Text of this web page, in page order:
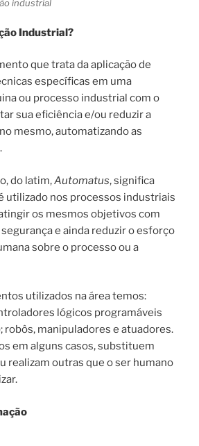
industrial
Industrial?
que trata da aplicação de
específicas em uma
ou processo industrial com o
sua eficiência e/ou reduzir a
mesmo, automatizando as
do latim,Automatus, significa
utilizado nos processos industriais
os mesmos objetivos com
e ainda reduzir o esforço
sobre o processo ou a
utilizados na área temos:
lógicos programáveis
robôs, manipuladores e atuadores.
em alguns casos, substituem
realizam outras que o ser humano